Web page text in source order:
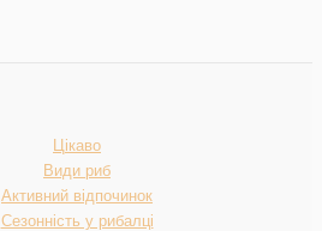
Цікаво
Види риб
Активний відпочинок
Сезонність у рибалці